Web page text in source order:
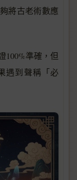
將古老術數應
100%準確，但
遇到聲稱「必